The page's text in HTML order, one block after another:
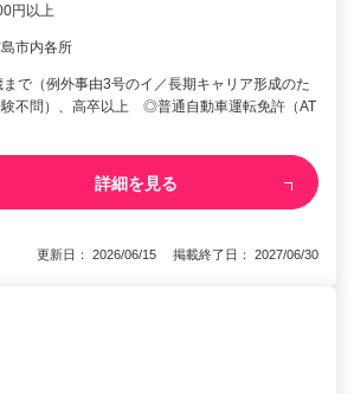
円以上
市内各所
で（例外事由3号のイ／長期キャリア形成のた
験不問）、高卒以上 ◎普通自動車運転免許（AT
詳細を見る
更新日： 2026/06/15 掲載終了日： 2027/06/30